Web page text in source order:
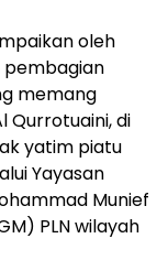
oleh
pembagian
memang
Qurrotuaini, di
yatim piatu
Yayasan
Munief
PLN wilayah